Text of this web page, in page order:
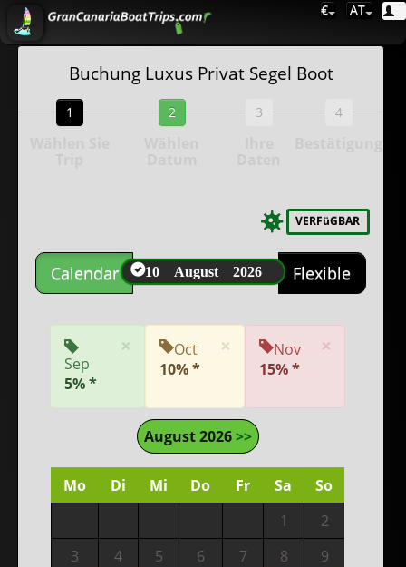
€ AT
Buchung Luxus Privat Segel Boot
1 2 3 4
VERFüGBAR
Calendar 10 August 2026 Flexible
×
Sep
5% *
×
Oct
10% *
×
Nov
15% *
August 2026>>
Mo Di Mi Do Fr Sa
So
1
2
3
4 5 6 7 8
9